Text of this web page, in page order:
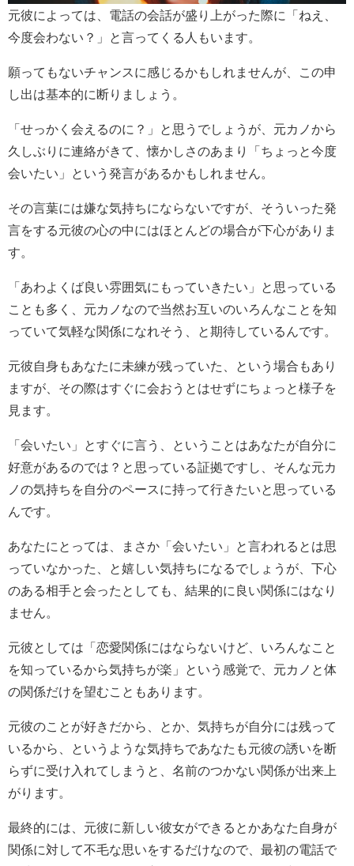
元彼によっては、電話の会話が盛り上がった際に「ねえ、
今度会わない？」と言ってくる人もいます。
願ってもないチャンスに感じるかもしれませんが、この申
し出は基本的に断りましょう。
「せっかく会えるのに？」と思うでしょうが、元カノから
久しぶりに連絡がきて、懐かしさのあまり「ちょっと今度
会いたい」という発言があるかもしれません。
その言葉には嫌な気持ちにならないですが、そういった発
言をする元彼の心の中にはほとんどの場合が下心がありま
す。
「あわよくば良い雰囲気にもっていきたい」と思っている
ことも多く、元カノなので当然お互いのいろんなことを知
っていて気軽な関係になれそう、と期待しているんです。
元彼自身もあなたに未練が残っていた、という場合もあり
ますが、その際はすぐに会おうとはせずにちょっと様子を
見ます。
「会いたい」とすぐに言う、ということはあなたが自分に
好意があるのでは？と思っている証拠ですし、そんな元カ
ノの気持ちを自分のペースに持って行きたいと思っている
んです。
あなたにとっては、まさか「会いたい」と言われるとは思
っていなかった、と嬉しい気持ちになるでしょうが、下心
のある相手と会ったとしても、結果的に良い関係にはなり
ません。
元彼としては「恋愛関係にはならないけど、いろんなこと
を知っているから気持ちが楽」という感覚で、元カノと体
の関係だけを望むこともあります。
元彼のことが好きだから、とか、気持ちが自分には残って
いるから、というような気持ちであなたも元彼の誘いを断
らずに受け入れてしまうと、名前のつかない関係が出来上
がります。
最終的には、元彼に新しい彼女ができるとかあなた自身が
関係に対して不毛な思いをするだけなので、最初の電話で